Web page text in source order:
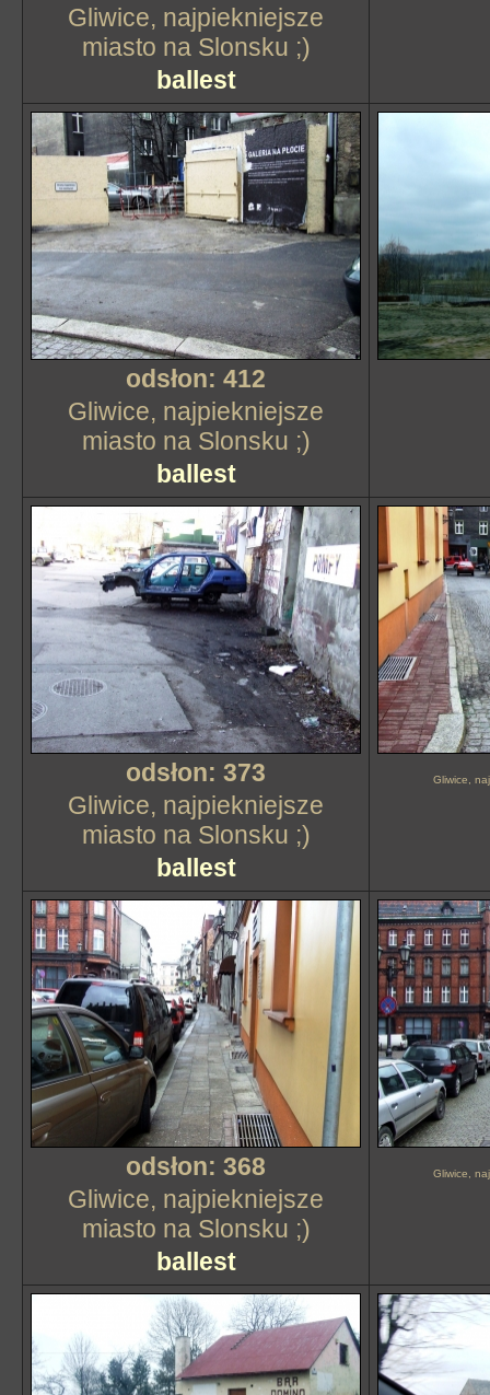
Gliwice, najpiekniejsze
miasto na Slonsku ;)
ballest
odsłon: 412
Gliwice, najpiekniejsze
miasto na Slonsku ;)
ballest
odsłon: 373
Gliwice, najpiekniejsze
miasto na Slonsku ;)
ballest
Gliwice,
odsłon: 368
Gliwice, najpiekniejsze
miasto na Slonsku ;)
ballest
Gliwice,